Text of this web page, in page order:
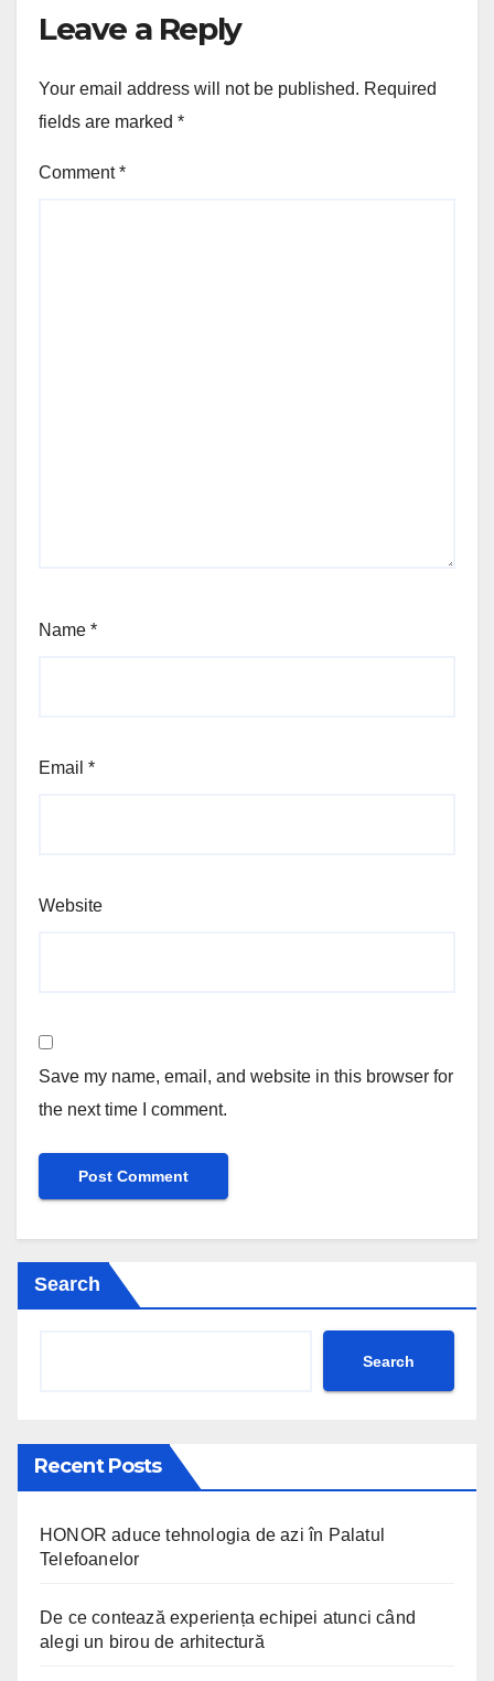
Leave a Reply
Your email address will not be published. Required
fields are marked *
Comment*
Name *
Email *
Website
Save my name, email, and website in this browser for
the next time I comment.
Search
Search
Recent Posts
HONOR aduce tehnologia de azi în Palatul
Telefoanelor
De ce contează experiența echipei atunci când
alegi un birou de arhitectură